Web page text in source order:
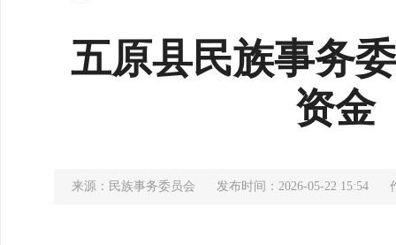
五原县民族事务
资金
来源：民族事务委员会 发布时间：2026-05-22 15:54